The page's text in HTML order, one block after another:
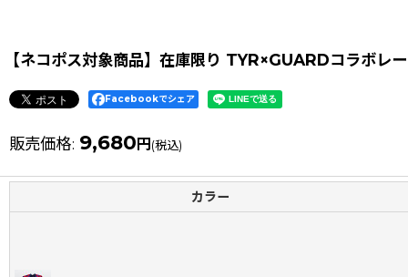
【ネコポス対象商品】在庫限り TYR×GUARDコラボ
Facebookでシェア
販売価格: 9,680 円 (税込)
カラー